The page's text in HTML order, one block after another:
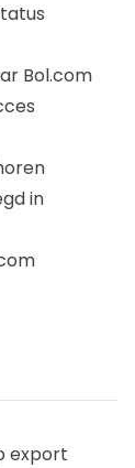
Bol.com
in
export